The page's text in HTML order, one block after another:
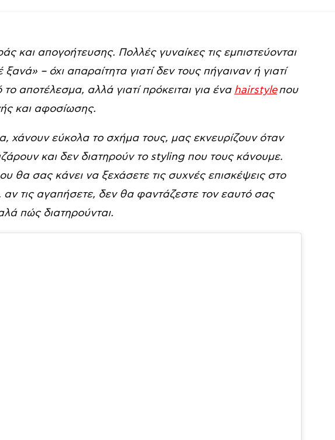
και απογοήτευσης. Πολλές γυναίκες τις εμπιστεύονται
– όχι απαραίτητα γιατί δεν τους πήγαιναν ή γιατί
αποτέλεσμα, αλλά γιατί πρόκειται για ένα hairstyleπου
και αφοσίωσης.
χάνουν εύκολα το σχήμα τους, μας εκνευρίζουν όταν
και δεν διατηρούν το styling που τους κάνουμε.
θα σας κάνει να ξεχάσετε τις συχνές επισκέψεις στο
τις αγαπήσετε, δεν θα φαντάζεστε τον εαυτό σας
πώς διατηρούνται.